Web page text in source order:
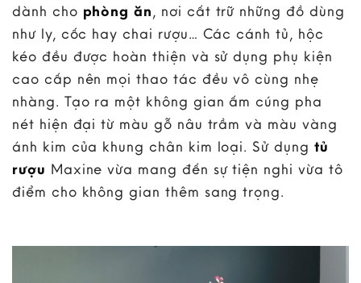
dành cho phòng ăn, nơi cất trữ những đồ dùng
như ly, cốc hay chai rượu… Các cánh tủ, hộc
kéo đều được hoàn thiện và sử dụng phụ kiện
cao cấp nên mọi thao tác đều vô cùng nhẹ
nhàng. Tạo ra một không gian ấm cúng pha
nét hiện đại từ màu gỗ nâu trầm và màu vàng
ánh kim của khung chân kim loại. Sử dụng tủ
rượu Maxine vừa mang đến sự tiện nghi vừa tô
điểm cho không gian thêm sang trọng.